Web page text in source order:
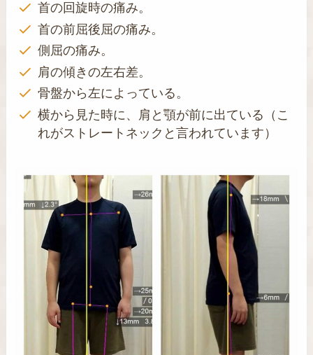
首の回旋時の痛み。
首の前屈後屈の痛み。
側屈の痛み。
肩の傾きの左右差。
骨盤から左によっている。
横から見た時に、肩と顎が前に出ている（こ
れがストレートネックと言われています）